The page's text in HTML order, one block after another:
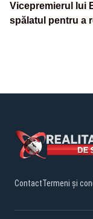
Vicepremierul lui
spălatul pentru a
ContactTermeni și